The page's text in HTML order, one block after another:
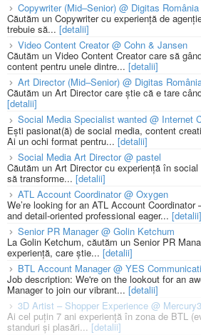
Copywriter (Mid–Senior) @ Digitas România
Căutăm un Copywriter cu experiență de
trebuie să... [detalii]
Video Content Creator @ Cohn & Jansen
Căutăm un Video Content Creator care să
content pentru unele dintre... [detalii]
Art Director (Mid–Senior) @ Digitas
Căutăm un Art Director care știe că e tare
[detalii]
Social Media Specialist wanted @ Internet
Ești pasionat(ă) de social media, content
Ai un ochi format pentru... [detalii]
Social Media Art Director @ pastel
Căutăm un Art Director cu experiență în
să transforme... [detalii]
ATL Account Coordinator @ Oxygen
We’re looking for an ATL Account
and detail-oriented professional eager... [detalii]
Senior PR Manager @ Golin Ketchum
La Golin Ketchum, căutăm un Senior PR
experiență, care știe... [detalii]
BTL Account Manager @ YES
Job description: We're on the lookout for an
Manager to join our vibrant... [detalii]
3D Artist – Shopper Experience @
Ai cel puțin 7 ani experiență în zona de BTL
standuri și plasări...[detalii]